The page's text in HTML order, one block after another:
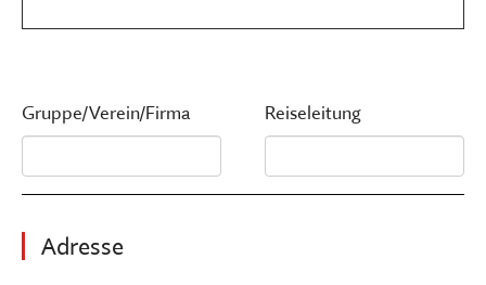
Gruppe/Verein/Firma Reiseleitung
Adresse